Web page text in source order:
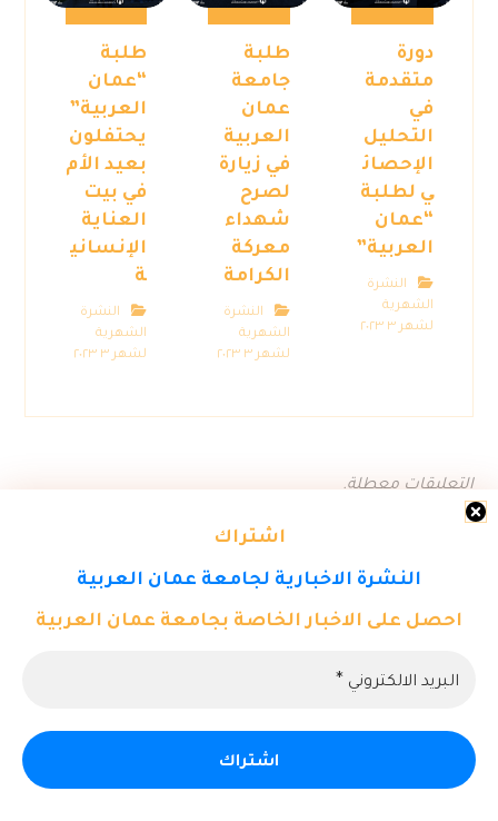
اشتراك
النشرة الاخبارية لجامعة عمان العربية
احصل على الاخبار الخاصة بجامعة عمان العربية
دورة
متقدمة
في
التحليل
الإحصائ
ي لطلبة
“عمان
العربية”
النشرة
الشهرية
لشهر ٣ ٢٠٢٣
طلبة
جامعة
عمان
العربية
في زيارة
لصرح
شهداء
معركة
الكرامة
النشرة
الشهرية
لشهر ٣ ٢٠٢٣
طلبة
“عمان
العربية”
يحتفلون
بعيد الأم
في بيت
العناية
الإنساني
ة
النشرة
الشهرية
لشهر ٣ ٢٠٢٣
التعليقات معطلة.
© حقوق النشر ٢٠٢٦. كل الحقوق محفوظة لمركز تكنولوجيا المعلومات -